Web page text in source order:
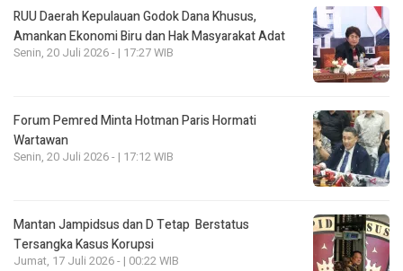
RUU Daerah Kepulauan Godok Dana Khusus,
Amankan Ekonomi Biru dan Hak Masyarakat Adat
Senin, 20 Juli 2026 - | 17:27 WIB
Forum Pemred Minta Hotman Paris Hormati
Wartawan
Senin, 20 Juli 2026 - | 17:12 WIB
Mantan Jampidsus dan D Tetap Berstatus
Tersangka Kasus Korupsi
Jumat, 17 Juli 2026 - | 00:22 WIB